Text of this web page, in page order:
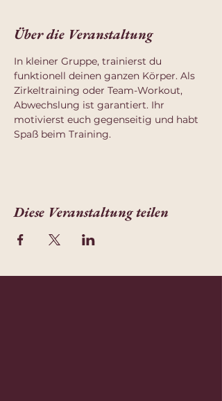
Über die Veranstaltung
In kleiner Gruppe, trainierst du
funktionell deinen ganzen Körper. Als
Zirkeltraining oder Team-Workout,
Abwechslung ist garantiert. Ihr
motivierst euch gegenseitig und habt
Spaß beim Training.
Diese Veranstaltung teilen